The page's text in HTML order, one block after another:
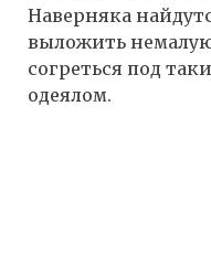
Наверняка
выложить
согреться под
одеялом.